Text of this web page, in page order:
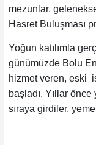
mezunlar,
Hasret Buluşması
Yoğun katılımla
günümüzde Bolu
hizmet veren, eski
başladı. Yıllar
sıraya girdiler,